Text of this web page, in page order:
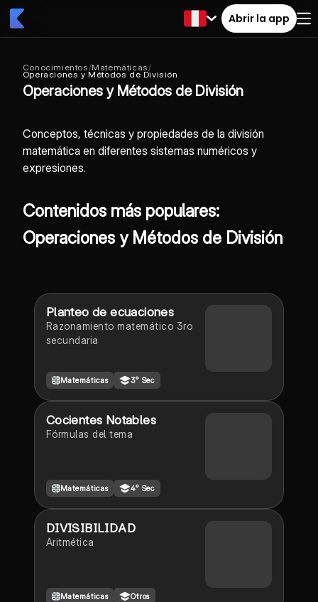
Abrir la app
Conocimientos/Matemáticas/
Operaciones y Métodos de División
Operaciones y Métodos de División
Conceptos, técnicas y propiedades de la división
matemática en diferentes sistemas numéricos y
expresiones.
Contenidos más populares:
Operaciones y Métodos de División
Planteo de ecuaciones
Razonamiento matemático 3ro
secundaria
Matemáticas 3° Sec
Cocientes Notables
Fórmulas del tema
Matemáticas 4° Sec
DIVISIBILIDAD
Aritmética
Matemáticas Otros